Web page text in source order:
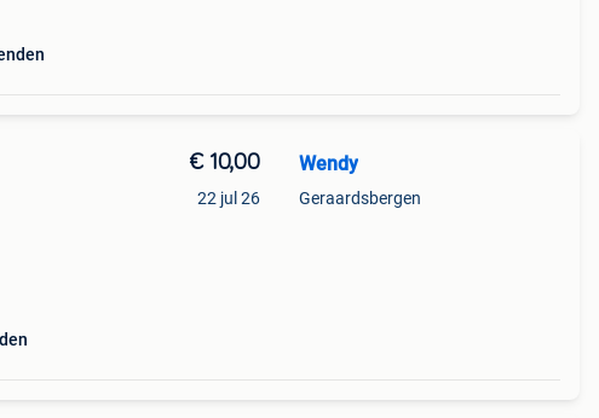
€ 10,00
22 jul 26
Wendy
Geraardsbergen